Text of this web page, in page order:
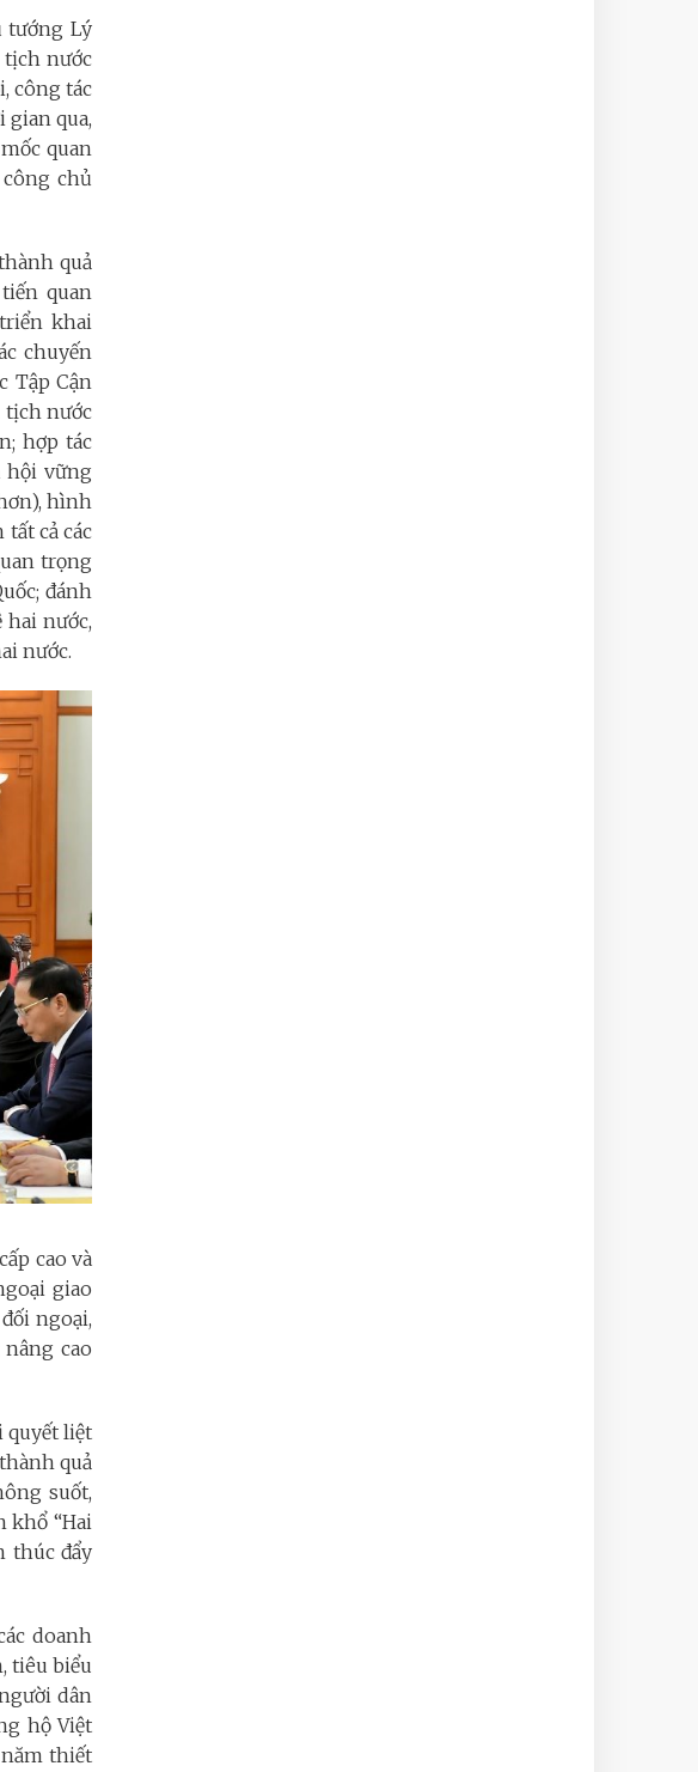
tướng Lý
tịch nước
công tác
qua,
quan
chủ
quả
quan
khai
chuyến
Tập Cận
tịch nước
hợp tác
hội vững
hình
tất cả các
trọng
đánh
hai nước,
nước.
cao và
giao
ngoại,
cao
quyết liệt
quả
suốt,
khổ “Hai
thúc đẩy
doanh
tiêu biểu
dân
hộ Việt
thiết